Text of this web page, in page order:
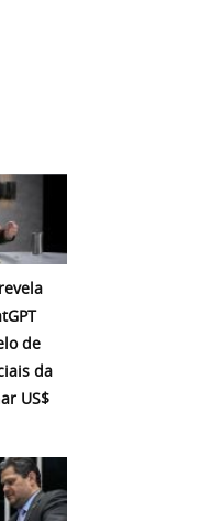
de
da
US$